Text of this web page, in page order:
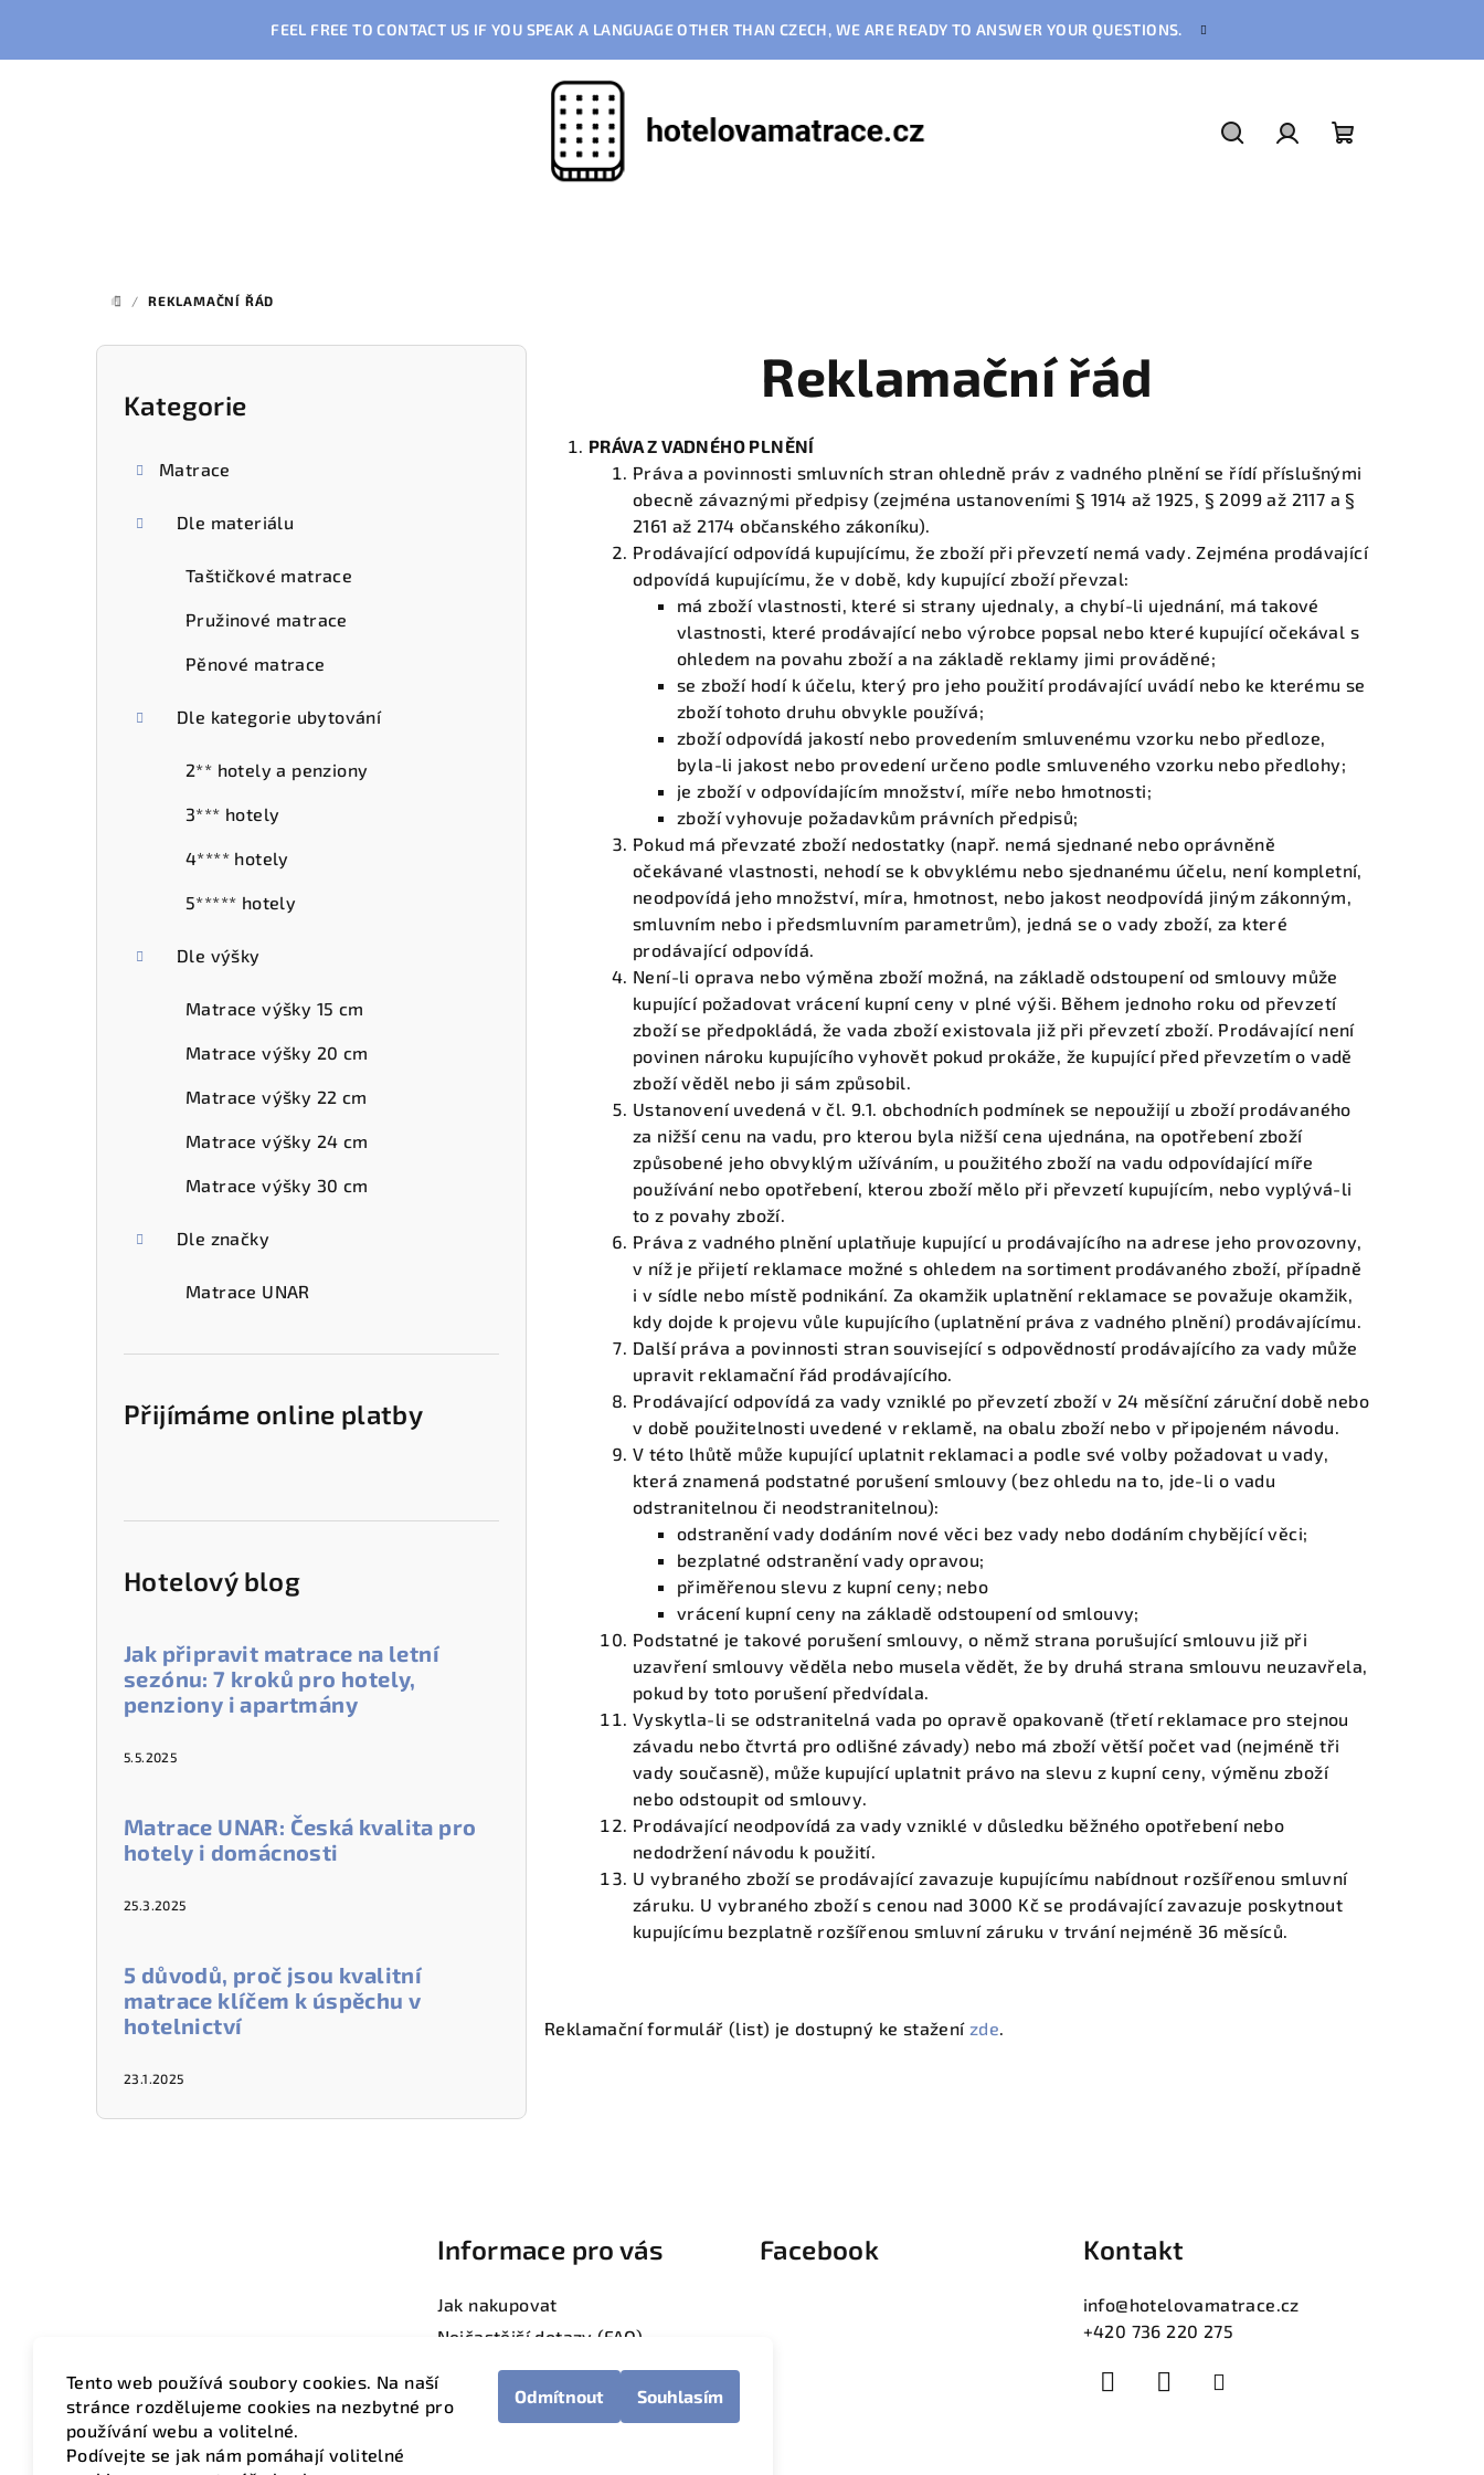
Tento web používá soubory cookies. Na naší
stránce rozdělujeme cookies na nezbytné pro
používání webu a volitelné.
Podívejte se jak nám pomáhají volitelné
Odmítnout Souhlasím
obsah
FEEL FREE TO CONTACT US IF YOU SPEAK A LANGUAGE OTHER THAN CZECH, WE ARE READY TO ANSWER YOUR QUESTIONS.
DOMŮ
/ REKLAMAČNÍ ŘÁD
P
Přeskočit
kategorie
Kategorie
Matrace
Dle materiálu
Taštičkové matrace
Pružinové matrace
Pěnové matrace
Dle kategorie ubytování
2** hotely a penziony
3*** hotely
4**** hotely
5***** hotely
Dle výšky
Matrace výšky 15 cm
Matrace výšky 20 cm
Matrace výšky 22 cm
Matrace výšky 24 cm
Matrace výšky 30 cm
Dle značky
Matrace UNAR
Přijímáme online platby
Hotelový blog
Jak připravit matrace na letní
sezónu: 7 kroků pro hotely,
penziony i apartmány
5.5.2025
Matrace UNAR: Česká kvalita pro
hotely i domácnosti
25.3.2025
5 důvodů, proč jsou kvalitní
matrace klíčem k úspěchu v
hotelnictví
23.1.2025
Reklamační řád
PRÁVA Z VADNÉHO PLNĚNÍ
Práva a povinnosti smluvních stran ohledně práv z vadného plnění se řídí příslušnými
obecně závaznými předpisy (zejména ustanoveními § 1914 až 1925, § 2099 až 2117 a §
2161 až 2174 občanského zákoníku).
Prodávající odpovídá kupujícímu, že zboží při převzetí nemá vady. Zejména prodávající
odpovídá kupujícímu, že v době, kdy kupující zboží převzal:
má zboží vlastnosti, které si strany ujednaly, a chybí-li ujednání, má takové
vlastnosti, které prodávající nebo výrobce popsal nebo které kupující očekával s
ohledem na povahu zboží a na základě reklamy jimi prováděné;
se zboží hodí k účelu, který pro jeho použití prodávající uvádí nebo ke kterému se
zboží tohoto druhu obvykle používá;
zboží odpovídá jakostí nebo provedením smluvenému vzorku nebo předloze,
byla-li jakost nebo provedení určeno podle smluveného vzorku nebo předlohy;
je zboží v odpovídajícím množství, míře nebo hmotnosti;
zboží vyhovuje požadavkům právních předpisů;
Pokud má převzaté zboží nedostatky (např. nemá sjednané nebo oprávněně
očekávané vlastnosti, nehodí se k obvyklému nebo sjednanému účelu, není kompletní,
neodpovídá jeho množství, míra, hmotnost, nebo jakost neodpovídá jiným zákonným,
smluvním nebo i předsmluvním parametrům), jedná se o vady zboží, za které
prodávající odpovídá.
Není-li oprava nebo výměna zboží možná, na základě odstoupení od smlouvy může
kupující požadovat vrácení kupní ceny v plné výši. Během jednoho roku od převzetí
zboží se předpokládá, že vada zboží existovala již při převzetí zboží. Prodávající není
povinen nároku kupujícího vyhovět pokud prokáže, že kupující před převzetím o vadě
zboží věděl nebo ji sám způsobil.
Ustanovení uvedená v čl. 9.1. obchodních podmínek se nepoužijí u zboží prodávaného
za nižší cenu na vadu, pro kterou byla nižší cena ujednána, na opotřebení zboží
způsobené jeho obvyklým užíváním, u použitého zboží na vadu odpovídající míře
používání nebo opotřebení, kterou zboží mělo při převzetí kupujícím, nebo vyplývá-li
to z povahy zboží.
Práva z vadného plnění uplatňuje kupující u prodávajícího na adrese jeho provozovny,
v níž je přijetí reklamace možné s ohledem na sortiment prodávaného zboží, případně
i v sídle nebo místě podnikání. Za okamžik uplatnění reklamace se považuje okamžik,
kdy dojde k projevu vůle kupujícího (uplatnění práva z vadného plnění) prodávajícímu.
Další práva a povinnosti stran související s odpovědností prodávajícího za vady může
upravit reklamační řád prodávajícího.
Prodávající odpovídá za vady vzniklé po převzetí zboží v 24 měsíční záruční době nebo
v době použitelnosti uvedené v reklamě, na obalu zboží nebo v připojeném návodu.
V této lhůtě může kupující uplatnit reklamaci a podle své volby požadovat u vady,
která znamená podstatné porušení smlouvy (bez ohledu na to, jde-li o vadu
odstranitelnou či neodstranitelnou):
odstranění vady dodáním nové věci bez vady nebo dodáním chybějící věci;
bezplatné odstranění vady opravou;
přiměřenou slevu z kupní ceny; nebo
vrácení kupní ceny na základě odstoupení od smlouvy;
Podstatné je takové porušení smlouvy, o němž strana porušující smlouvu již při
uzavření smlouvy věděla nebo musela vědět, že by druhá strana smlouvu neuzavřela,
pokud by toto porušení předvídala.
Vyskytla-li se odstranitelná vada po opravě opakovaně (třetí reklamace pro stejnou
závadu nebo čtvrtá pro odlišné závady) nebo má zboží větší počet vad (nejméně tři
vady současně), může kupující uplatnit právo na slevu z kupní ceny, výměnu zboží
nebo odstoupit od smlouvy.
Prodávající neodpovídá za vady vzniklé v důsledku běžného opotřebení nebo
nedodržení návodu k použití.
U vybraného zboží se prodávající zavazuje kupujícímu nabídnout rozšířenou smluvní
záruku. U vybraného zboží s cenou nad 3000 Kč se prodávající zavazuje poskytnout
kupujícímu bezplatně rozšířenou smluvní záruku v trvání nejméně 36 měsíců.
Reklamační formulář (list) je dostupný ke stažení zde
Informace pro vás
Jak nakupovat
Nejčastější dotazy (FAQ)
Pro hotely a penziony
Hotelový blog
Facebook Kontakt
info@hotelovamatrace.cz
+420 736 220 275